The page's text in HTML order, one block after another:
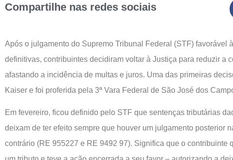
Compartilhe nas redes sociais
Após o julgamento do Supremo Tribunal Federal (STF) favorável
definitivas, contribuintes decidiram voltar à Justiça para reduzir a
afastando a incidência de multas e juros. Uma das primeiras
Kaiser e foi proferida pela 3ª Vara Federal de São José dos
Em fevereiro, ficou definido pelo STF que sentenças tributárias
deixam de ter efeito sempre que houver um julgamento posterior
contrário (RE 955227 e RE 9492 97). Significa que o contribuinte